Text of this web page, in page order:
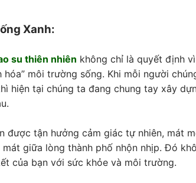
Xanh:
su thiên nhiên không chỉ là quyết định
hóa” môi trường sống. Khi mỗi người
hiện tại chúng ta đang chung tay xây
được tận hưởng cảm giác tự nhiên, mát
giữa lòng thành phố nhộn nhịp. Đó
của bạn với sức khỏe và môi trường.